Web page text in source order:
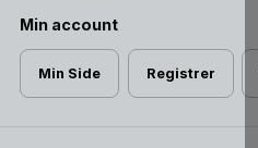
Min account
Min Side Registrer